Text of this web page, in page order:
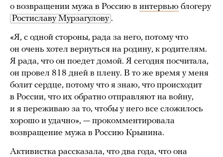
о возвращении мужа в Россию в интервью блогеру
Ростиславу Мурзагулову .
«Я, с одной стороны, рада за него, потому что
он очень хотел вернуться на родину, к родителям.
Я рада, что он поедет домой. Я сегодня посчитала,
он провел 818 дней в плену. В то же время у меня
болит сердце, потому что я знаю, что происходит
в России, что их обратно отправляют на войну,
и я переживаю за то, чтобы у него все сложилось
хорошо и удачно», — прокомментировала
возвращение мужа в Россию Крынина.
Активистка рассказала, что два года, что она